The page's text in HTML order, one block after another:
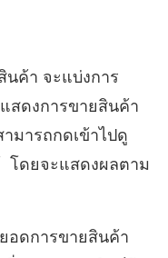
นค้า จะแบ่งการ
สดงการขายสินค้า
มารถกดเข้าไปดู
โดยจะแสดงผลตาม
อดการขายสินค้า